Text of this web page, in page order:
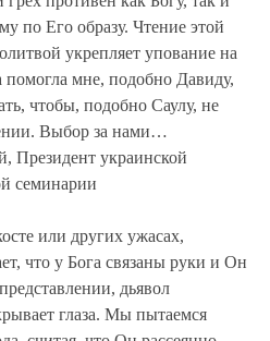
по Его образу. Чтение этой
укрепляет упование на
мне, подобно Давиду,
чтобы, подобно Саулу, не
Выбор за нами…
Президент украинской
семинарии
или других ужасах,
что у Бога связаны руки и Он
дьявол
глаза. Мы пытаемся